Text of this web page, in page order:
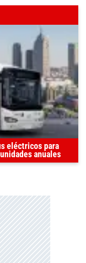
eléctricos para
anuales